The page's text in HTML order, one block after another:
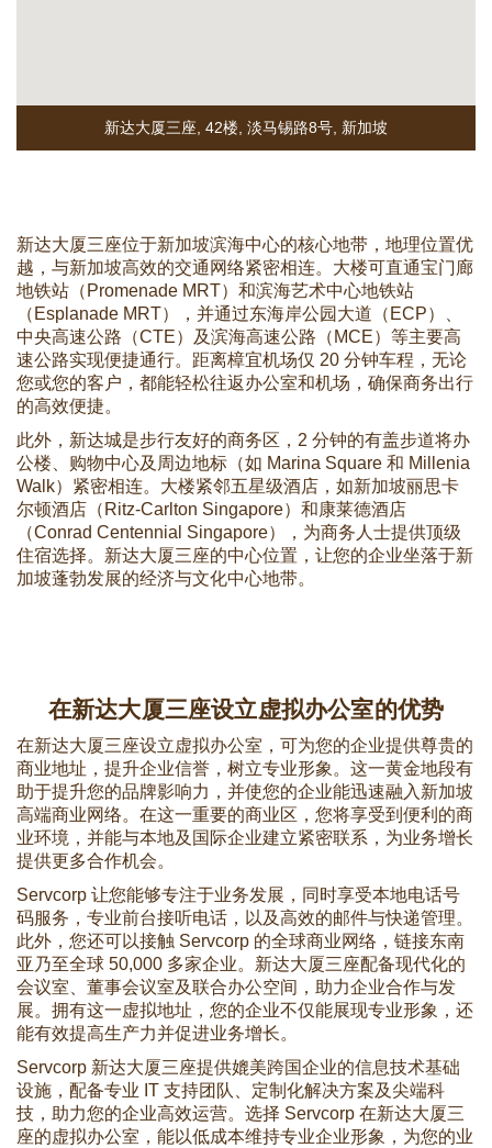
新达大厦三座, 42楼 淡马锡路8号 新加坡
新达大厦三座位于新加坡滨海中心的核心地带，地理位置优
越，与新加坡高效的交通网络紧密相连。大楼可直通宝门廊
地铁站（Promenade MRT）和滨海艺术中心地铁站
（Esplanade MRT），并通过东海岸公园大道（ECP）、
中央高速公路（CTE）及滨海高速公路（MCE）等主要高
速公路实现便捷通行。距离樟宜机场仅 20 分钟车程，无论
您或您的客户，都能轻松往返办公室和机场，确保商务出行
的高效便捷。
此外，新达城是步行友好的商务区，2 分钟的有盖步道将办
公楼、购物中心及周边地标（如 Marina Square 和 Millenia
Walk）紧密相连。大楼紧邻五星级酒店，如新加坡丽思卡
尔顿酒店（Ritz-Carlton Singapore）和康莱德酒店
（Conrad Centennial Singapore），为商务人士提供顶级
住宿选择。新达大厦三座的中心位置，让您的企业坐落于新
加坡蓬勃发展的经济与文化中心地带。
在新达大厦三座设立虚拟办公室的优势
在新达大厦三座设立虚拟办公室，可为您的企业提供尊贵的
商业地址，提升企业信誉，树立专业形象。这一黄金地段有
助于提升您的品牌影响力，并使您的企业能迅速融入新加坡
高端商业网络。在这一重要的商业区，您将享受到便利的商
业环境，并能与本地及国际企业建立紧密联系，为业务增长
提供更多合作机会。
Servcorp 让您能够专注于业务发展，同时享受本地电话号
码服务，专业前台接听电话，以及高效的邮件与快递管理。
此外，您还可以接触 Servcorp 的全球商业网络，链接东南
亚乃至全球 50,000 多家企业。新达大厦三座配备现代化的
会议室、董事会议室及联合办公空间，助力企业合作与发
展。拥有这一虚拟地址，您的企业不仅能展现专业形象，还
能有效提高生产力并促进业务增长。
Servcorp 新达大厦三座提供媲美跨国企业的信息技术基础
设施，配备专业 IT 支持团队、定制化解决方案及尖端科
技，助力您的企业高效运营。选择 Servcorp 在新达大厦三
座的虚拟办公室，能以低成本维持专业企业形象，为您的业